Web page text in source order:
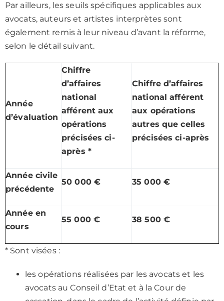
Par ailleurs, les seuils spécifiques applicables aux
avocats, auteurs et artistes interprètes sont
également remis à leur niveau d’avant la réforme,
selon le détail suivant.
Année
d’évaluation
Chiffre
d’affaires
national
afférent aux
opérations
précisées ci-
après *
Chiffre d’affaires
national afférent
aux opérations
autres que celles
précisées ci-après
Année civile
précédente
50 000 € 35 000 €
Année en
cours
55 000 € 38 500 €
* Sont visées :
les opérations réalisées par les avocats et les
avocats au Conseil d’Etat et à la Cour de